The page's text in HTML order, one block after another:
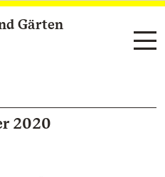
Gärten
2020